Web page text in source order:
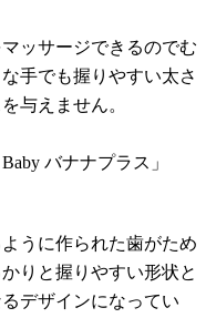
ッサージできるのでむ
手でも握りやすい太さ
与えません。
バナナプラス」
うに作られた歯がため
りと握りやすい形状と
デザインになってい